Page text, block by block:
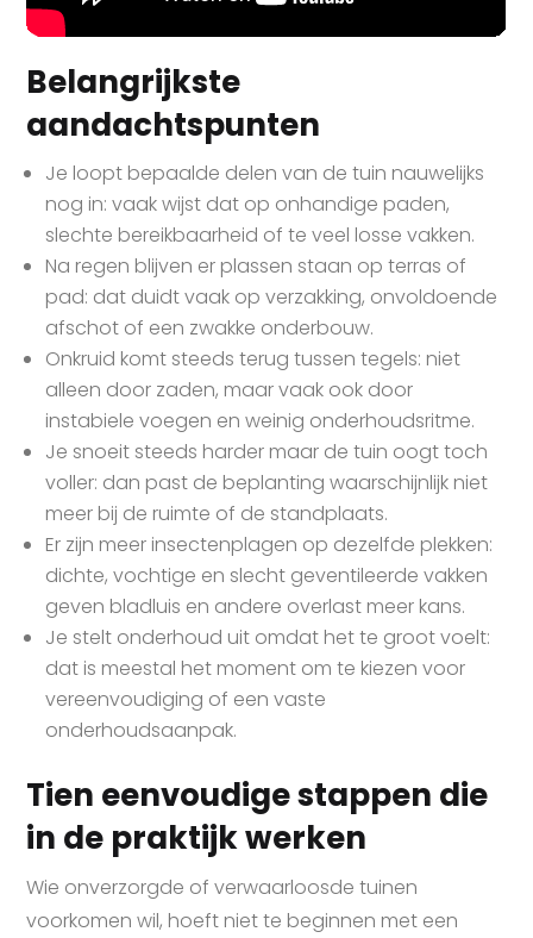
Belangrijkste
aandachtspunten
Je loopt bepaalde delen van de tuin nauwelijks
nog in: vaak wijst dat op onhandige paden,
slechte bereikbaarheid of te veel losse vakken.
Na regen blijven er plassen staan op terras of
pad: dat duidt vaak op verzakking, onvoldoende
afschot of een zwakke onderbouw.
Onkruid komt steeds terug tussen tegels: niet
alleen door zaden, maar vaak ook door
instabiele voegen en weinig onderhoudsritme.
Je snoeit steeds harder maar de tuin oogt toch
voller: dan past de beplanting waarschijnlijk niet
meer bij de ruimte of de standplaats.
Er zijn meer insectenplagen op dezelfde plekken:
dichte, vochtige en slecht geventileerde vakken
geven bladluis en andere overlast meer kans.
Je stelt onderhoud uit omdat het te groot voelt:
dat is meestal het moment om te kiezen voor
vereenvoudiging of een vaste
onderhoudsaanpak.
Tien eenvoudige stappen die
in de praktijk werken
Wie onverzorgde of verwaarloosde tuinen
voorkomen wil, hoeft niet te beginnen met een